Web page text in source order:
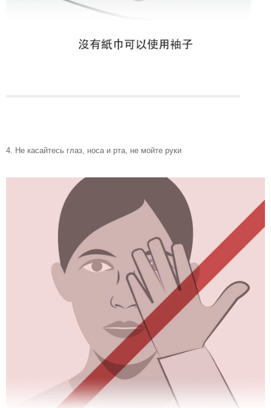
4. Не касайтесь глаз, носа и рта, не мойте руки